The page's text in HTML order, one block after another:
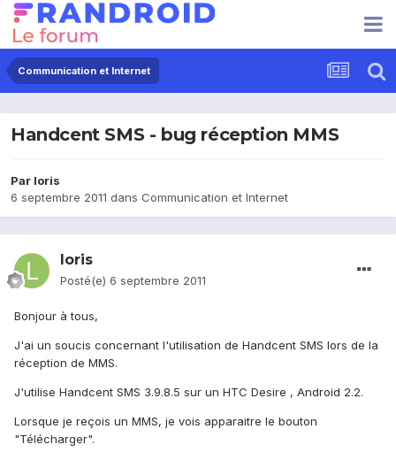
Communication et Internet
Handcent SMS - bug réception MMS
Par loris
6 septembre 2011 dans Communication et Internet
loris
Posté(e) 6 septembre 2011
Bonjour à tous,
J'ai un soucis concernant l'utilisation de Handcent SMS lors de la
réception de MMS.
J'utilise Handcent SMS 3.9.8.5 sur un HTC Desire , Android 2.2.
Lorsque je reçois un MMS, je vois apparaitre le bouton
"Télécharger".